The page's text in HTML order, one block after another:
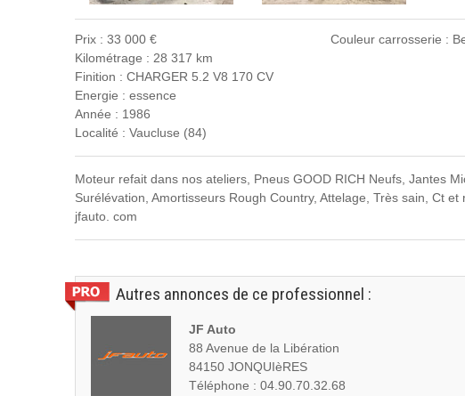
Prix : 33 000 €
Kilométrage : 28 317 km
Finition : CHARGER 5.2 V8 170 CV
Energie : essence
Année : 1986
Localité : Vaucluse (84)
Couleur carrosserie :
Moteur refait dans nos ateliers, Pneus GOOD RICH Neufs, Jantes
Surélévation, Amortisseurs Rough Country, Attelage, Très sain, Ct
jfauto. com
Autres annonces de ce professionnel :
JF Auto
88 Avenue de la Libération
84150 JONQUIèRES
Téléphone : 04.90.70.32.68